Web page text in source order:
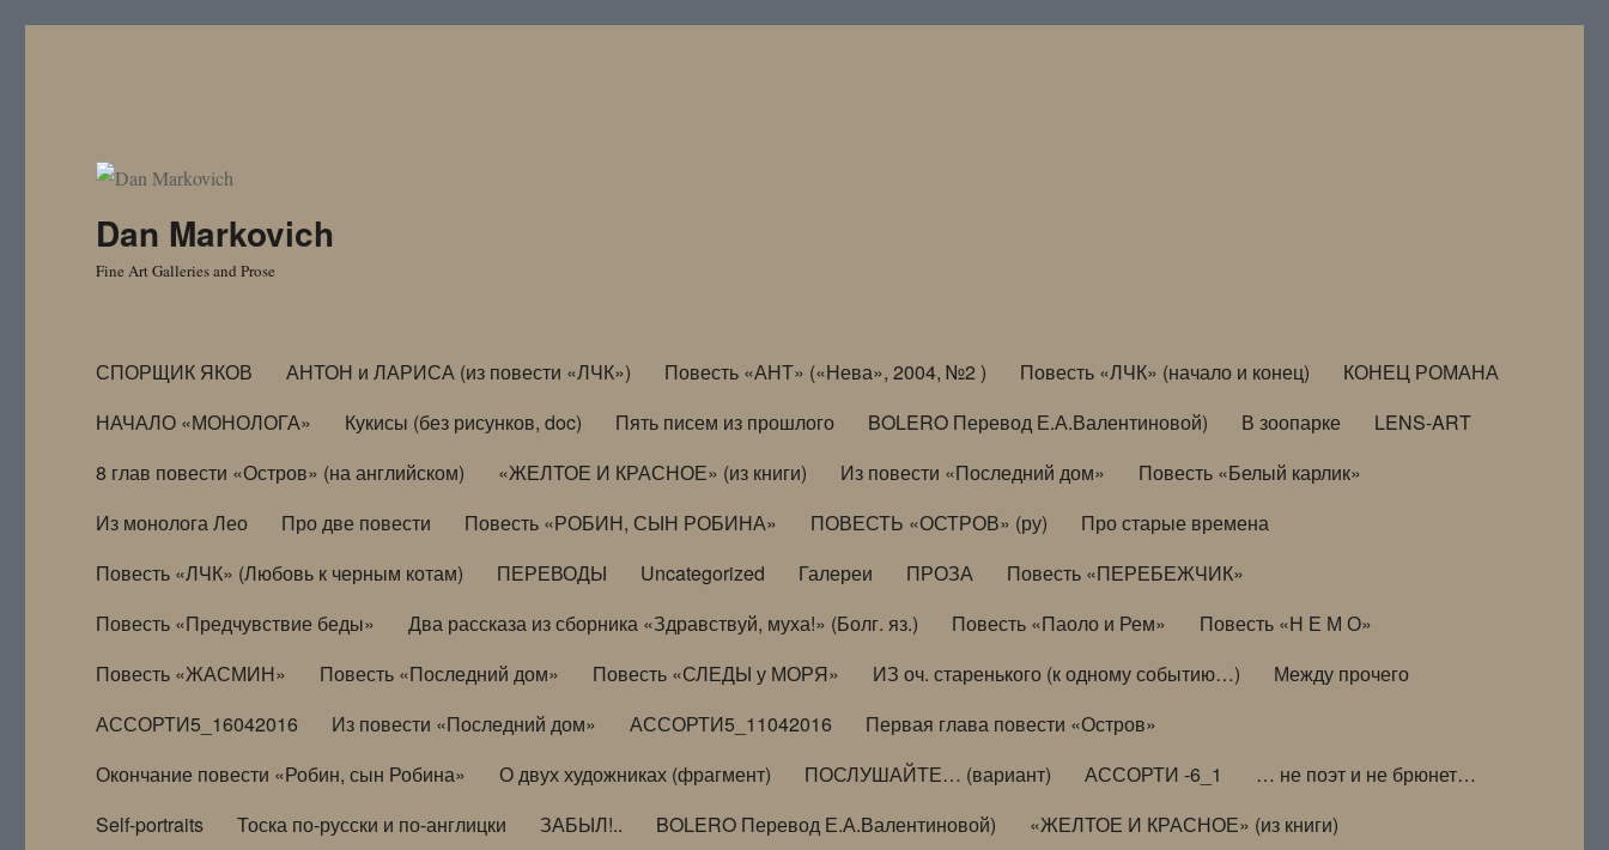
Dan Markovich
Fine Art Galleries and Prose
СПОРЩИК ЯКОВ АНТОН и ЛАРИСА (из повести «ЛЧК») Повесть «АНТ» («Нева», 2004, №2 ) Повесть «ЛЧК» (начало и конец)
КОНЕЦ РОМАНА
НАЧАЛО «МОНОЛОГА»
Кукисы (без рисунков, doc) Пять писем из прошлого BOLERO Перевод Е.А.Валентиновой) В зоопарке
LENS-ART
8 глав повести «Остров» (на английском)
«ЖЕЛТОЕ И КРАСНОЕ» (из книги) Из повести «Последний дом»
Повесть «Белый карлик»
Из монолога Лео
Про две повести Повесть «РОБИН, СЫН РОБИНА» ПОВЕСТЬ «ОСТРОВ» (ру)
Про старые времена
Повесть «ЛЧК» (Любовь к черным котам)
ПЕРЕВОДЫ Uncategorized Галереи ПРОЗА
Повесть «ПЕРЕБЕЖЧИК»
Повесть «Предчувствие беды»
Два рассказа из сборника «Здравствуй, муха!» (Болг. яз.) Повесть «Паоло и Рем»
Повесть «Н Е М О»
Повесть «ЖАСМИН»
Повесть «Последний дом» Повесть «СЛЕДЫ у МОРЯ» ИЗ оч. старенького (к одному событию…)
Между прочего
АССОРТИ5_16042016
Из повести «Последний дом» АССОРТИ5_11042016
Первая глава повести «Остров»
Окончание повести «Робин, сын Робина»
О двух художниках (фрагмент) ПОСЛУШАЙТЕ… (вариант) АССОРТИ -6_1
… не поэт и не брюнет…
Self-portraits
Тоска по-русски и по-англицки ЗАБЫЛ!.. BOLERO Перевод Е.А.Валентиновой)
«ЖЕЛТОЕ И КРАСНОЕ» (из книги)